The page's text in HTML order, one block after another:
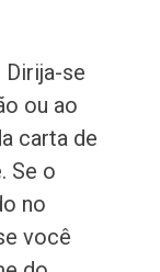
Dirija-se
ou ao
carta de
Se o
no
você